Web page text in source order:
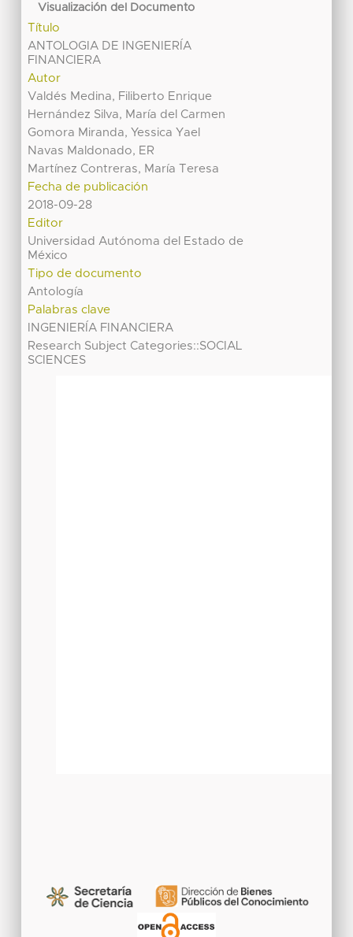
Visualización del Documento
Título
ANTOLOGIA DE INGENIERÍA
FINANCIERA
Autor
Valdés Medina, Filiberto Enrique
Hernández Silva, María del Carmen
Gomora Miranda, Yessica Yael
Navas Maldonado, ER
Martínez Contreras, María Teresa
Fecha de publicación
2018-09-28
Editor
Universidad Autónoma del Estado de
México
Tipo de documento
Antología
Palabras clave
INGENIERÍA FINANCIERA
Research Subject Categories::SOCIAL
SCIENCES